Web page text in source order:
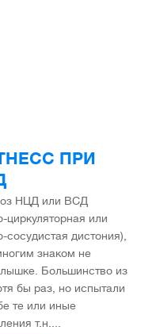
ПРИ
НЦД или ВСД
циркуляторная или
сосудистая дистония),
знаком не
Большинство из
бы раз, но испытали
те или иные
т.н....